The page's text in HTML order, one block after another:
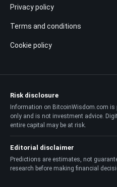
Privacy policy
Terms and conditions
Cookie policy
Risk disclosure
Information on BitcoinWisdom.com
only and is not investment advice.
entire capital may be at risk.
Editorial disclaimer
Predictions are estimates, not
research before making financial